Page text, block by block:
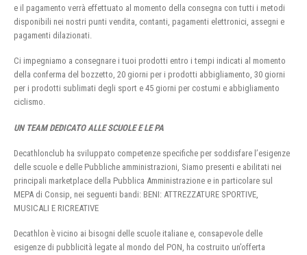
e il pagamento verrà effettuato al momento della consegna con tutti i metodi
disponibili nei nostri punti vendita, contanti, pagamenti elettronici, assegni e
pagamenti dilazionati.
Ci impegniamo a consegnare i tuoi prodotti entro i tempi indicati al momento
della conferma del bozzetto, 20 giorni per i prodotti abbigliamento, 30 giorni
per i prodotti sublimati degli sport e 45 giorni per costumi e abbigliamento
ciclismo.
UN TEAM DEDICATO ALLE SCUOLE E LE PA
Decathlonclub ha sviluppato competenze specifiche per soddisfare l’esigenze
delle scuole e delle Pubbliche amministrazioni, Siamo presenti e abilitati nei
principali marketplace della Pubblica Amministrazione e in particolare sul
MEPA di Consip, nei seguenti bandi: BENI: ATTREZZATURE SPORTIVE,
MUSICALI E RICREATIVE
Decathlon è vicino ai bisogni delle scuole italiane e, consapevole delle
esigenze di pubblicità legate al mondo del PON, ha costruito un’offerta